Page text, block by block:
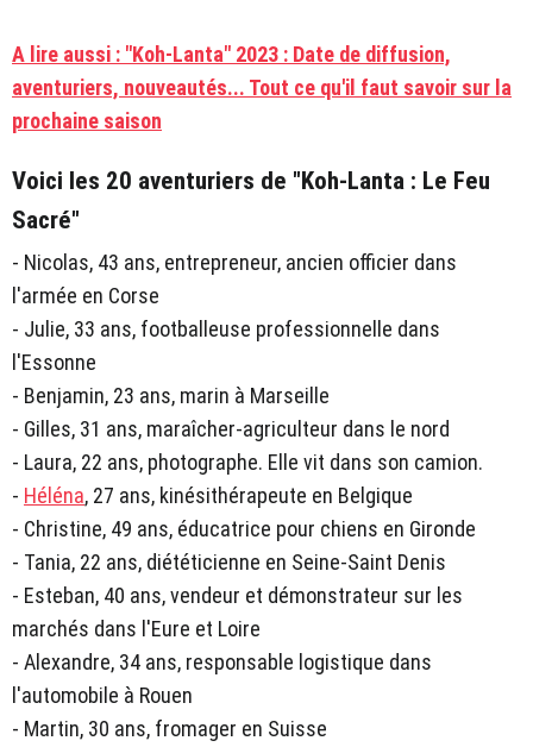
A lire aussi : "Koh-Lanta" 2023 : Date de diffusion,
aventuriers, nouveautés... Tout ce qu'il faut savoir sur la
prochaine saison
Voici les 20 aventuriers de "Koh-Lanta : Le Feu
Sacré"
- Nicolas, 43 ans, entrepreneur, ancien officier dans
l'armée en Corse
- Julie, 33 ans, footballeuse professionnelle dans
l'Essonne
- Benjamin, 23 ans, marin à Marseille
- Gilles, 31 ans, maraîcher-agriculteur dans le nord
- Laura, 22 ans, photographe. Elle vit dans son camion.
- Héléna, 27 ans, kinésithérapeute en Belgique
- Christine, 49 ans, éducatrice pour chiens en Gironde
- Tania, 22 ans, diététicienne en Seine-Saint Denis
- Esteban, 40 ans, vendeur et démonstrateur sur les
marchés dans l'Eure et Loire
- Alexandre, 34 ans, responsable logistique dans
l'automobile à Rouen
- Martin, 30 ans, fromager en Suisse